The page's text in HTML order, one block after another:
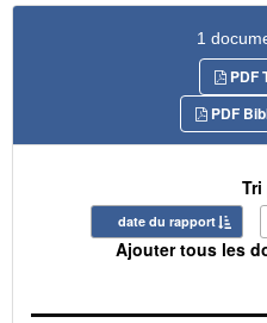
1
PDF
PDF
Tri
date du rapport
Ajouter tous les